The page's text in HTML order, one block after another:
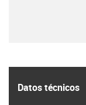
Datos técnicos